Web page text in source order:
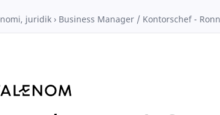
juridik › Business Manager / Kontorschef -